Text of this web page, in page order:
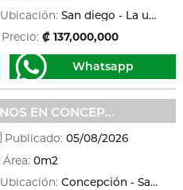
Ubicación:
San diego - La unión
Precio: ₡ 137,000,000
Whatsapp
VENTA DE LOTES Y TERRENOS EN CONCEPCIÓN - SAN RAFAEL
Publicado: 05/08/2026
Área: 0m2
Ubicación:
Concepción - San rafael